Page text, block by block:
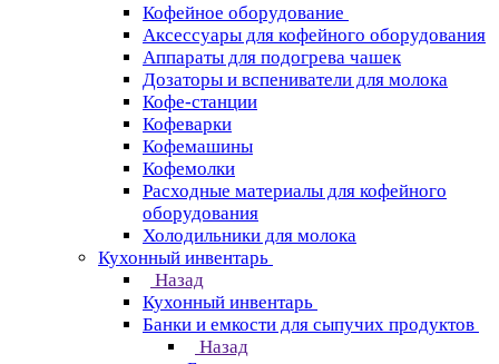
Кофейное оборудование
Аксессуары для кофейного оборудования
Аппараты для подогрева чашек
Дозаторы и вспениватели для молока
Кофе-станции
Кофеварки
Кофемашины
Кофемолки
Расходные материалы для кофейного
оборудования
Холодильники для молока
Кухонный инвентарь
Назад
Кухонный инвентарь
Банки и емкости для сыпучих продуктов
Назад